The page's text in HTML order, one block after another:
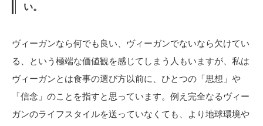
い。
ヴィーガンなら何でも良い、ヴィーガンでないなら欠けてい
る、という極端な価値観を感じてしまう人もいますが、私は
ヴィーガンとは食事の選び方以前に、ひとつの「思想」や
「信念」のことを指すと思っています。例え完全なるヴィー
ガンのライフスタイルを送っていなくても、より地球環境や